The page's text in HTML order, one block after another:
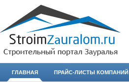
ГЛАВНАЯ ПРАЙС-ЛИСТЫ КОМПАНИЙ